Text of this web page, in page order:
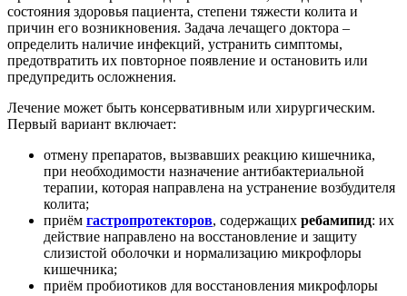
состояния здоровья пациента, степени тяжести колита и
причин его возникновения. Задача лечащего доктора –
определить наличие инфекций, устранить симптомы,
предотвратить их повторное появление и остановить или
предупредить осложнения.
Лечение может быть консервативным или хирургическим.
Первый вариант включает:
отмену препаратов, вызвавших реакцию кишечника,
при необходимости назначение антибактериальной
терапии, которая направлена на устранение возбудителя
колита;
приём гастропротекторов, содержащих ребамипид: их
действие направлено на восстановление и защиту
слизистой оболочки и нормализацию микрофлоры
кишечника;
приём пробиотиков для восстановления микрофлоры